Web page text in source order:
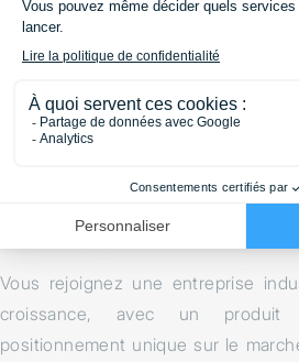
Maîtrise du français, du
PROPOSITION
Nous offrons un package salarial
dynamique et stimulant, propice
prise d’initiative.
Vous rejoignez une entreprise
croissance, avec un
positionnement unique sur le